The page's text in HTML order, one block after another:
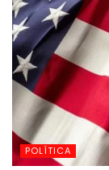
POLÍTICA